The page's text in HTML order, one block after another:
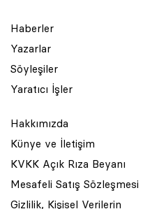
Haberler
Yazarlar
Söyleşiler
Yaratıcı İşler
Hakkımızda
Künye ve İletişim
KVKK Açık Rıza Beyanı
Mesafeli Satış Sözleşmesi
Gizlilik, Kişisel Verilerin